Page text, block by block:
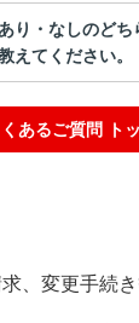
り・なしのどち
えてください。
くあるご質問 ト